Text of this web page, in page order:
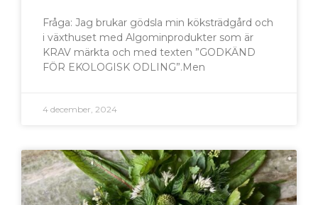
Fråga: Jag brukar gödsla min köksträdgård och
i växthuset med Algominprodukter som är
KRAV märkta och med texten ”GODKÄND
FÖR EKOLOGISK ODLING”.Men
4 december, 2024